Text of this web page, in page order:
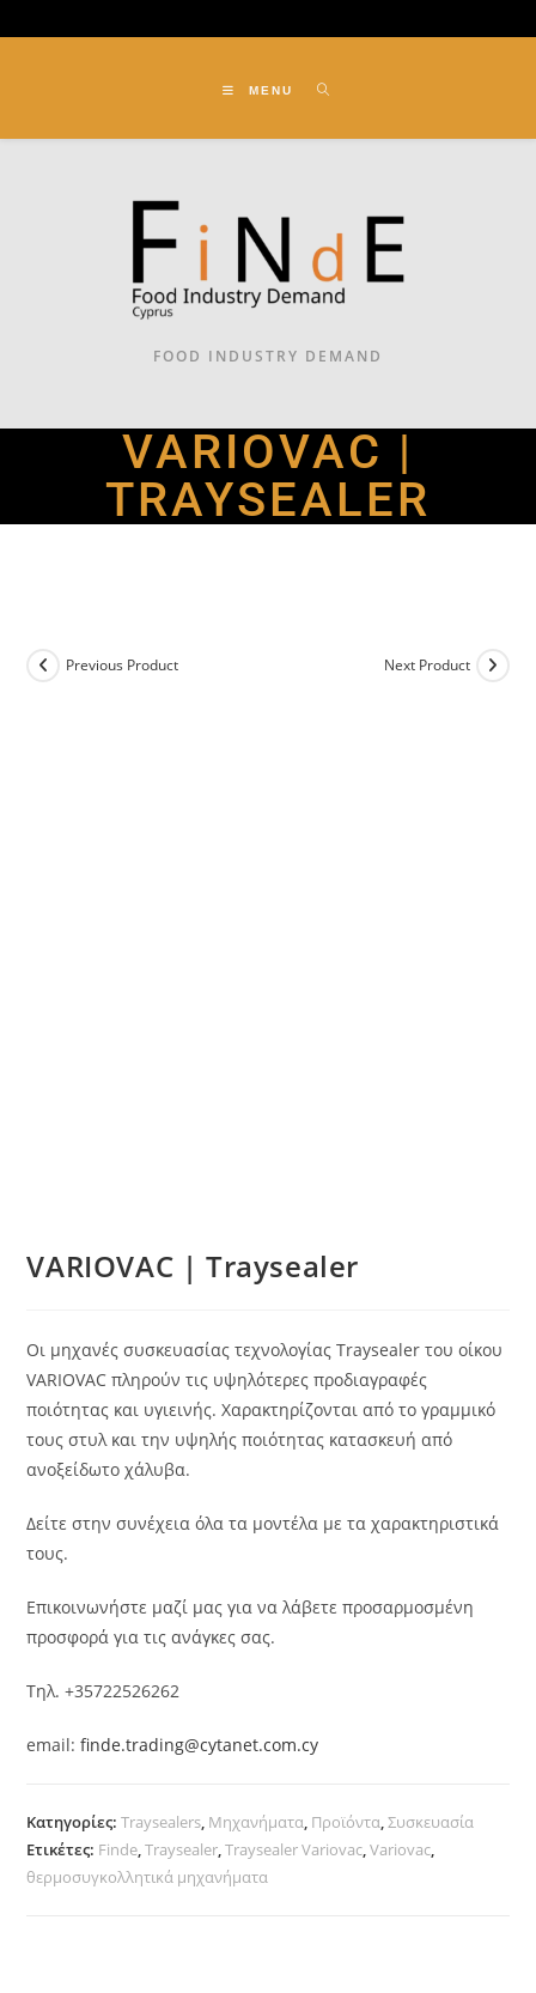
MENU
FOOD INDUSTRY DEMAND
VARIOVAC |
TRAYSEALER
Previous Product Next Product
VARIOVAC | Traysealer
Οι μηχανές συσκευασίας τεχνολογίας Traysealer του οίκου
VARIOVAC πληρούν τις υψηλότερες προδιαγραφές
ποιότητας και υγιεινής. Χαρακτηρίζονται από το γραμμικό
τους στυλ και την υψηλής ποιότητας κατασκευή από
ανοξείδωτο χάλυβα.
Δείτε στην συνέχεια όλα τα μοντέλα με τα χαρακτηριστικά
τους.
Επικοινωνήστε μαζί μας για να λάβετε προσαρμοσμένη
προσφορά για τις ανάγκες σας.
Τηλ. +35722526262
email:finde.trading@cytanet.com.cy
Κατηγορίες:Traysealers, Μηχανήματα, Προϊόντα,Συσκευασία
Ετικέτες: Finde,Traysealer,Traysealer Variovac,Variovac,
θερμοσυγκολλητικά μηχανήματα